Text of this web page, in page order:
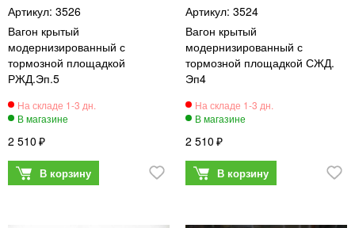
3526
Вагон крытый
модернизированный с
тормозной площадкой
РЖД.Эп.5
2 510
3524
Вагон крытый
модернизированный с
тормозной площадкой СЖД.
Эп4
2 510